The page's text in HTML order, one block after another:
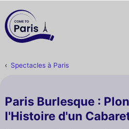
Spectacles à Paris
Paris Burlesque :
l'Histoire d'un